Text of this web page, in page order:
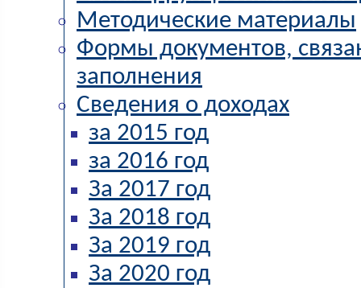
Методические материалы
Формы документов,
заполнения
Сведения о доходах
за 2015 год
за 2016 год
За 2017 год
За 2018 год
За 2019 год
За 2020 год